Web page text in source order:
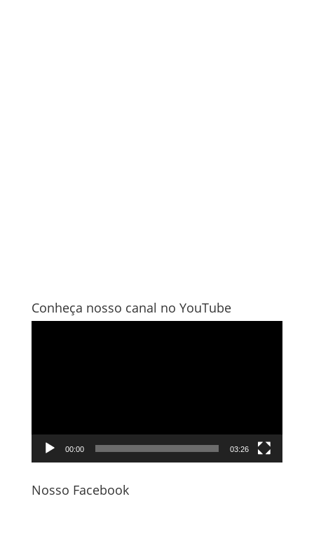
Conheça nosso canal no YouTube
00:00 03:26
Nosso Facebook